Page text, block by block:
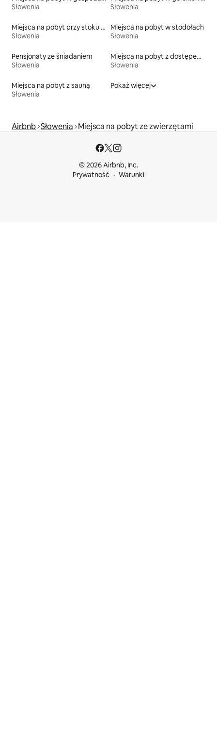
Słowenia
Słowenia
Miejsca na pobyt przy stoku narciarskim
Słowenia
Miejsca na pobyt w stodołach
Słowenia
Pensjonaty ze śniadaniem
Słowenia
Miejsca na pobyt z dostępem do plaży
Słowenia
Miejsca na pobyt z sauną
Słowenia
Pokaż więcej
Airbnb Słowenia Miejsca na pobyt ze zwierzętami
© 2026 Airbnb, Inc.
Prywatność
Warunki